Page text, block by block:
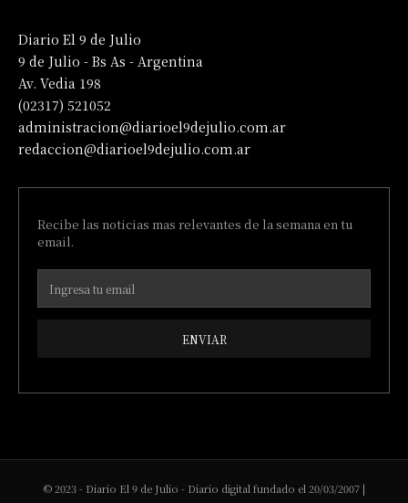
Diario El 9 de Julio
9 de Julio - Bs As - Argentina
Av. Vedia 198
(02317) 521052
administracion@diarioel9dejulio.com.ar
redaccion@diarioel9dejulio.com.ar
Recibe las noticias mas relevantes de la semana en tu
email.
ENVIAR
© 2023 - Diario El 9 de Julio - Diario digital fundado el 20/03/2007 |